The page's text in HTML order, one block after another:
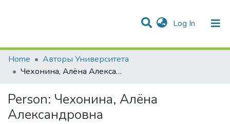
Log In (current)
Communities & Collections
Statistics
All of DSpace
Home
Авторы Университета
Чехонина, Алёна Александровна
Person: Чехонина, Алёна
Александровна